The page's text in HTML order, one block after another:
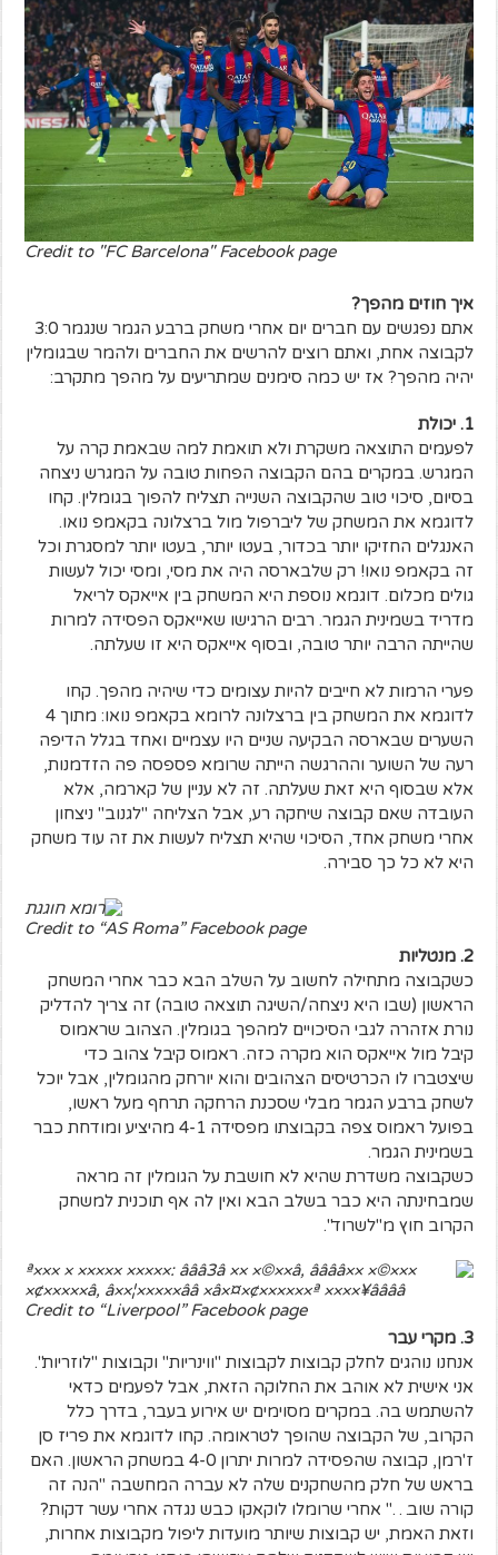
Credit to "FC Barcelona" Facebook page
איך חוזים מהפך?
אתם נפגשים עם חברים יום אחרי משחק ברבע הגמר שנגמר 3:0
לקבוצה אחת, ואתם רוצים להרשים את החברים ולהמר שבגומלין
יהיה מהפך? אז יש כמה סימנים שמתריעים על מהפך מתקרב:
1. יכולת
לפעמים התוצאה משקרת ולא תואמת למה שבאמת קרה על
המגרש. במקרים בהם הקבוצה הפחות טובה על המגרש ניצחה
בסיום, סיכוי טוב שהקבוצה השנייה תצליח להפוך בגומלין. קחו
לדוגמא את המשחק של ליברפול מול ברצלונה בקאמפ נואו.
האנגלים החזיקו יותר בכדור, בעטו יותר, בעטו יותר למסגרת וכל
זה בקאמפ נואו! רק שלבארסה היה את מסי, ומסי יכול לעשות
גולים מכלום. דוגמא נוספת היא המשחק בין אייאקס לריאל
מדריד בשמינית הגמר. רבים הרגישו שאייאקס הפסידה למרות
שהייתה הרבה יותר טובה, ובסוף אייאקס היא זו שעלתה.
פערי הרמות לא חייבים להיות עצומים כדי שיהיה מהפך. קחו
לדוגמא את המשחק בין ברצלונה לרומא בקאמפ נואו: מתוך 4
השערים שבארסה הבקיעה שניים היו עצמיים ואחד בגלל הדיפה
רעה של השוער וההרגשה הייתה שרומא פספסה פה הזדמנות,
אלא שבסוף היא זאת שעלתה. זה לא עניין של קארמה, אלא
העובדה שאם קבוצה שיחקה רע, אבל הצליחה "לגנוב" ניצחון
אחרי משחק אחד, הסיכוי שהיא תצליח לעשות את זה עוד משחק
היא לא כל כך סבירה.
Credit to “AS Roma” Facebook page
2. מנטליות
כשקבוצה מתחילה לחשוב על השלב הבא כבר אחרי המשחק
הראשון (שבו היא ניצחה/השיגה תוצאה טובה) זה צריך להדליק
נורת אזהרה לגבי הסיכויים למהפך בגומלין. הצהוב שראמוס
קיבל מול אייאקס הוא מקרה כזה. ראמוס קיבל צהוב כדי
שיצטברו לו הכרטיסים הצהובים והוא יורחק מהגומלין, אבל יוכל
לשחק ברבע הגמר מבלי שסכנת הרחקה תרחף מעל ראשו,
בפועל ראמוס צפה בקבוצתו מפסידה 4-1 מהיציע ומודחת כבר
בשמינית הגמר.
כשקבוצה משדרת שהיא לא חושבת על הגומלין זה מראה
שמבחינתה היא כבר בשלב הבא ואין לה אף תוכנית למשחק
הקרוב חוץ מ"לשרוד".
Credit to “Liverpool” Facebook page
3. מקרי עבר
אנחנו נוהגים לחלק קבוצות לקבוצות "ווינריות" וקבוצות "לוזריות".
אני אישית לא אוהב את החלוקה הזאת, אבל לפעמים כדאי
להשתמש בה. במקרים מסוימים יש אירוע בעבר, בדרך כלל
הקרוב, של הקבוצה שהופך לטראומה. קחו לדוגמא את פריז סן
ז'רמן, קבוצה שהפסידה למרות יתרון 4-0 במשחק הראשון. האם
בראש של חלק מהשחקנים שלה לא עברה המחשבה "הנה זה
קורה שוב…" אחרי שרומלו לוקאקו כבש נגדה אחרי עשר דקות?
וזאת האמת, יש קבוצות שיותר מועדות ליפול מקבוצות אחרות,